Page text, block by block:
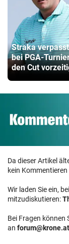
Straka verpasst
bei PGA-
den Cut
Da dieser Artikel
kein
Wir laden Sie ein,
mitzudiskutieren:
Bei Fragen können
an forum@krone.at